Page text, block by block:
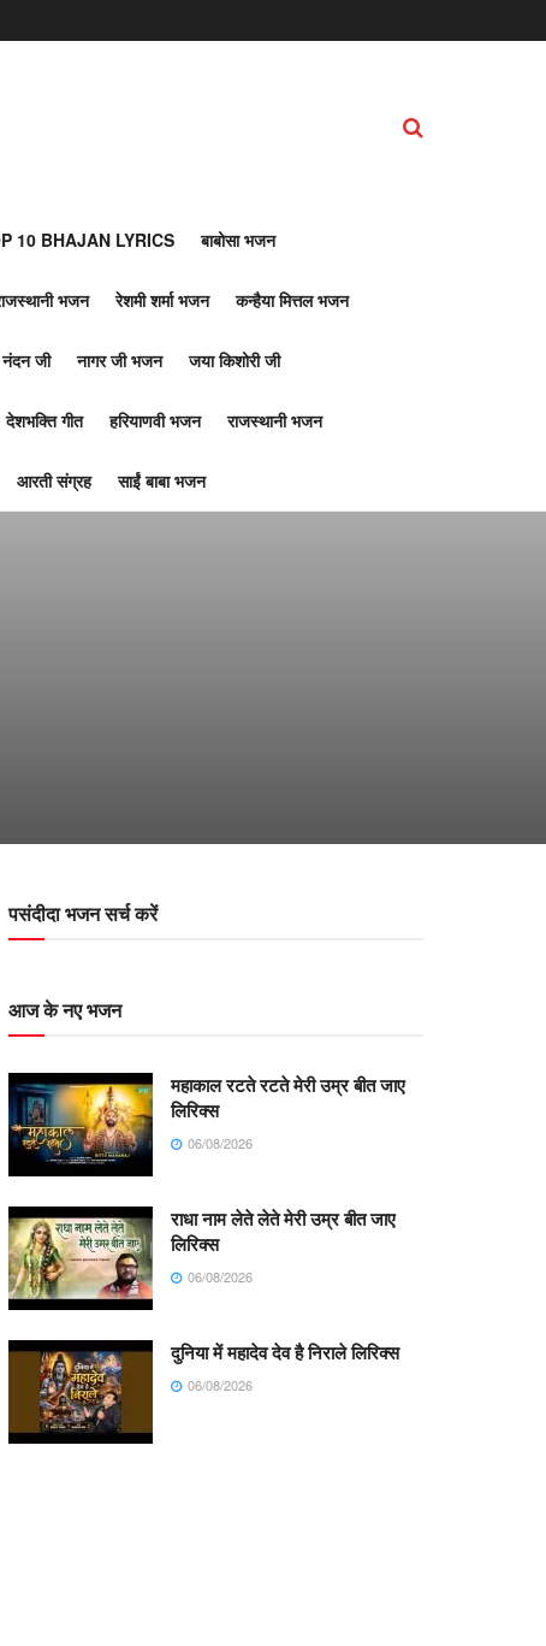
10 BHAJAN LYRICS बाबोसा भजन
भजन रेशमी शर्मा भजन कन्हैया मित्तल भजन
जी नागर जी भजन जया किशोरी जी
देशभक्ति गीत हरियाणवी भजन राजस्थानी भजन
आरती संग्रह साईं बाबा भजन
पसंदीदा भजन सर्च करें
आज के नए भजन
महाकाल रटते रटते मेरी उम्र बीत जाए
लिरिक्स
06/08/2026
राधा नाम लेते लेते मेरी उम्र बीत जाए
लिरिक्स
06/08/2026
दुनिया में महादेव देव है निराले लिरिक्स
06/08/2026